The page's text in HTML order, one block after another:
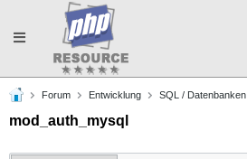
Toggle
navigation
Forum Entwicklung SQL / Datenbanken
mod_auth_mysql